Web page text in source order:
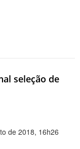
seleção de
de 2018, 16h26